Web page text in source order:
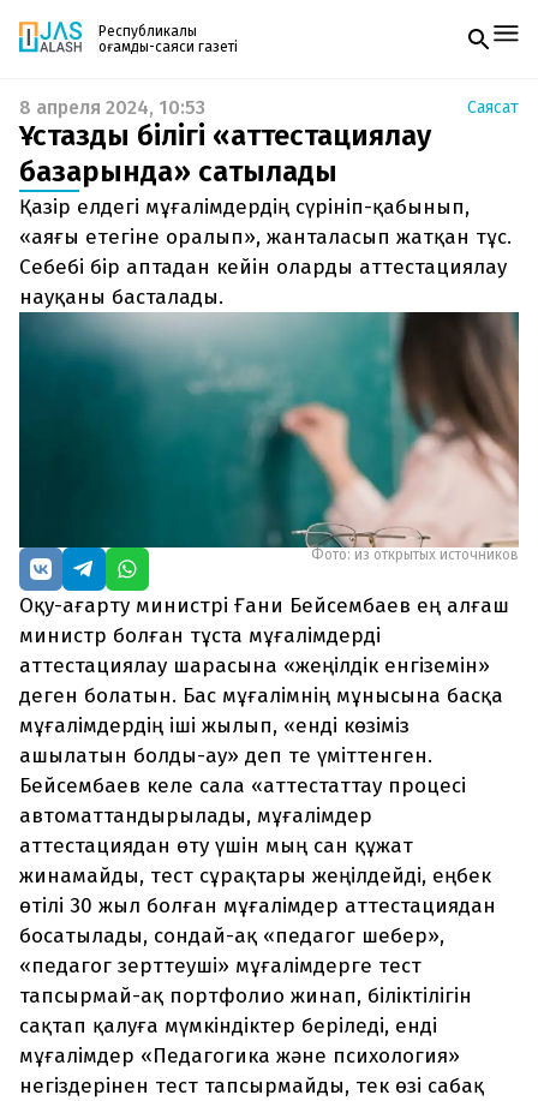
Республикалық
қоғамдық-саяси газеті
Жаңалықтар
Спорт
Live
Руханият
Аймақ
Архив
Заң және тәртіп
Редакциямен байланыс
+7 708 604 51 06
Жарнама бөлімі
+7 701 220 64 52
zhasalash100@gmail.com
Газетке жазылу
PDF форматтағы газетті ай сайын электронды
поштаңызға алып отырыңыз. Жаңа нөмір
шыққан сәтте сізге бірден жіберіледі. Тек email
енгізіңіз, біз қалғанын өзіміз жібереміз.
8 апреля 2024, 10:53 Саясат
Ұстаздың білігі «аттестациялау
базарында» сатылады
Қазір елдегі мұғалімдердің сүрініп-қабынып,
«аяғы етегіне оралып», жанталасып жатқан тұс.
Себебі бір аптадан кейін оларды аттестациялау
науқаны басталады.
Фото: из открытых источников
Оқу-ағарту министрі Ғани Бейсембаев ең алғаш
министр болған тұста мұғалімдерді
аттестациялау шарасына «жеңілдік енгіземін»
деген болатын. Бас мұғалімнің мұнысына басқа
мұғалімдердің іші жылып, «енді көзіміз
ашылатын болды-ау» деп те үміттенген.
Бейсембаев келе сала «аттестаттау процесі
автоматтандырылады, мұғалімдер
аттестациядан өту үшін мың сан құжат
жинамайды, тест сұрақтары жеңілдейді, еңбек
өтілі 30 жыл болған мұғалімдер аттестациядан
босатылады, сондай-ақ «педагог шебер»,
«педагог зерттеуші» мұғалімдерге тест
тапсырмай-ақ портфолио жинап, біліктілігін
сақтап қалуға мүмкіндіктер беріледі, енді
мұғалімдер «Педагогика және психология»
негіздерінен тест тапсырмайды, тек өзі сабақ